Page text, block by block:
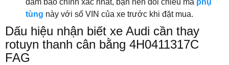
tùng này với số VIN của xe trước khi đặt mua.
Dấu hiệu nhận biết xe Audi cần thay
rotuyn thanh cân bằng 4H0411317C
FAG